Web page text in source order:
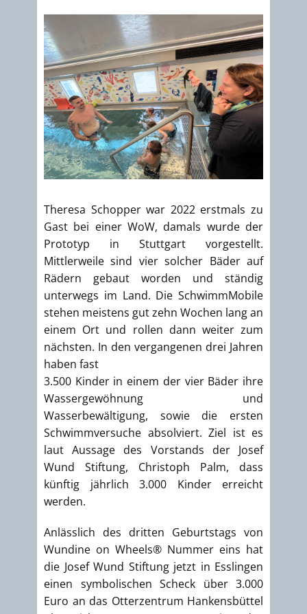
Theresa Schopper war 2022 erstmals zu
Gast bei einer WoW, damals wurde der
Prototyp in Stuttgart vorgestellt.
Mittlerweile sind vier solcher Bäder auf
Rädern gebaut worden und ständig
unterwegs im Land. Die SchwimmMobile
stehen meistens gut zehn Wochen lang an
einem Ort und rollen dann weiter zum
nächsten. In den vergangenen drei Jahren
haben fast
3.500 Kinder in einem der vier Bäder ihre
Wassergewöhnung und
Wasserbewältigung, sowie die ersten
Schwimmversuche absolviert. Ziel ist es
laut Aussage des Vorstands der Josef
Wund Stiftung, Christoph Palm, dass
künftig jährlich 3.000 Kinder erreicht
werden.
Anlässlich des dritten Geburtstags von
Wundine on Wheels® Nummer eins hat
die Josef Wund Stiftung jetzt in Esslingen
einen symbolischen Scheck über 3.000
Euro an das Otterzentrum Hankensbüttel